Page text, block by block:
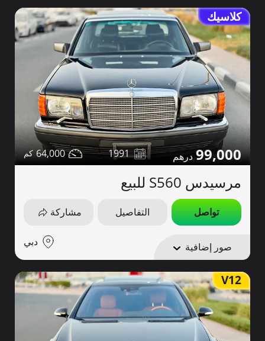
كلاسيك
99,000
1991
64,000
مرسيدس S560 للبيع
تواصل التفاصيل مشاركة
صور إضافية دبي
V12